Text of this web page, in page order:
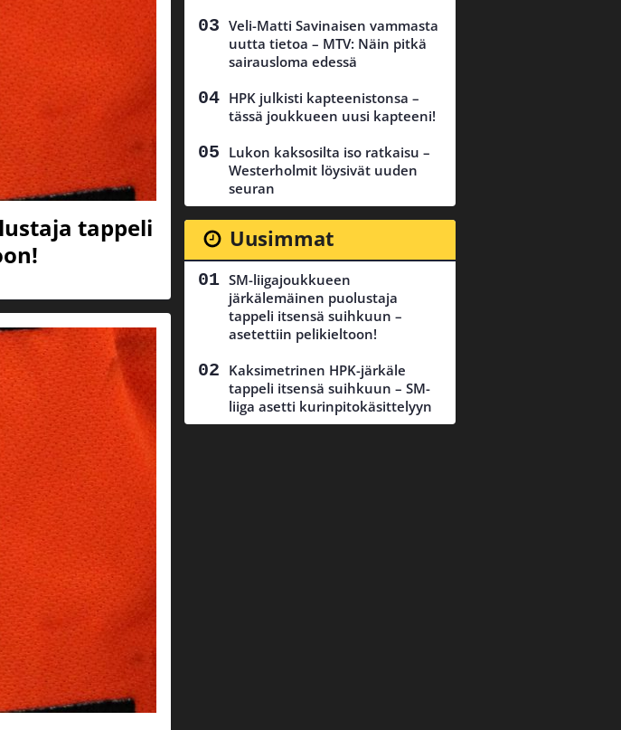
tappeli
Veli-Matti Savinaisen vammasta
uutta tietoa – MTV: Näin pitkä
sairausloma edessä
HPK julkisti kapteenistonsa –
tässä joukkueen uusi kapteeni!
Lukon kaksosilta iso ratkaisu –
Westerholmit löysivät uuden
seuran
Uusimmat
SM-liigajoukkueen
järkälemäinen puolustaja
tappeli itsensä suihkuun –
asetettiin pelikieltoon!
Kaksimetrinen HPK-järkäle
tappeli itsensä suihkuun – SM-
liiga asetti kurinpitokäsittelyyn